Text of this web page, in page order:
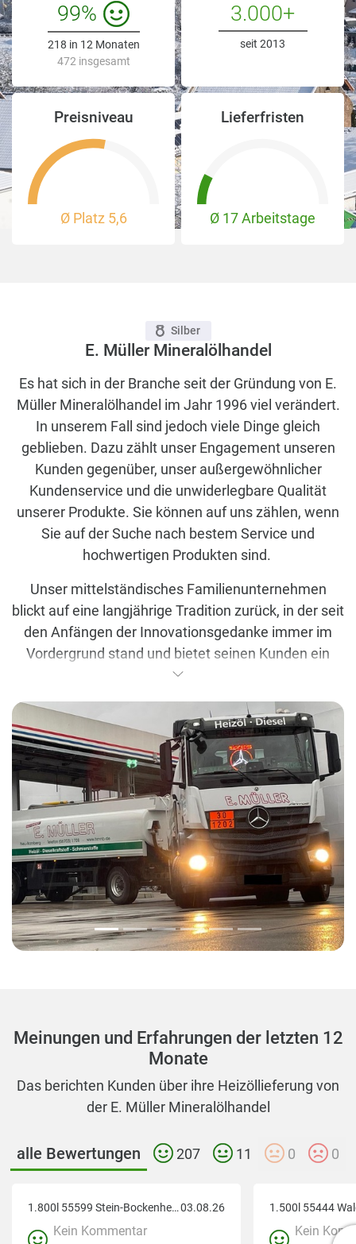
99%
218 in 12 Monaten
472 insgesamt
3.000+
seit 2013
Preisniveau
Ø Platz 5,6
Lieferfristen
Ø 17 Arbeitstage
Silber
E. Müller Mineralölhandel
Es hat sich in der Branche seit der Gründung von E.
Müller Mineralölhandel im Jahr 1996 viel verändert.
In unserem Fall sind jedoch viele Dinge gleich
geblieben. Dazu zählt unser Engagement unseren
Kunden gegenüber, unser außergewöhnlicher
Kundenservice und die unwiderlegbare Qualität
unserer Produkte. Sie können auf uns zählen, wenn
Sie auf der Suche nach bestem Service und
hochwertigen Produkten sind. ​
Unser mittelständisches Familienunternehmen
blickt auf eine langjährige Tradition zurück, in der seit
den Anfängen der Innovationsgedanke immer im
Vordergrund stand und bietet seinen Kunden ein
breites Programm von Mineralölprodukten wie
Wir bürgen für erstklassige Qualität der von uns
vertriebenen Produkte und Dienstleistungen.
Durch unseren modernen Fuhrpark steht immer der
richtige Tankwagen für unsere Kunden zur
Verfügung, damit Sie durch qualifiziertes, geschultes
Fahrpersonal stets sorgfältig und freundlich beliefert
werden.
Meinungen und Erfahrungen der letzten 12
Monate
Das berichten Kunden über ihre Heizöllieferung von
der E. Müller Mineralölhandel
alle Bewertungen 207 11 0 0
1.800l 55599 Stein-Bockenheim03.08.26
Kein Kommentar
1.500l 55444
Kein